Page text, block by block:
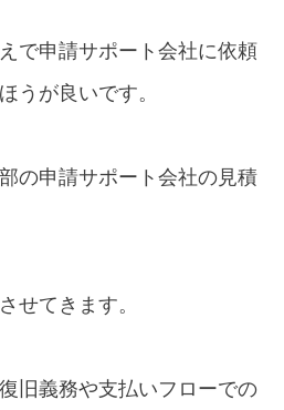
で申請サポート会社に依頼
うが良いです。
の申請サポート会社の見積
せてきます。
旧義務や支払いフローでの